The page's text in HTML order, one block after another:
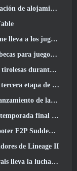
jugadores de RuneScape
nuevo, El sistema Tau
requisitos son interesantes
próxima actualización
de Of War Thunder
prueba beta cerrada
final 11 Actualizar
de Nexon comenzó hoy
de Lineage II
lucha a los dioses